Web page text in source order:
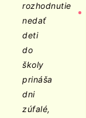
rozhodnutie
nedať
deti
do
školy
prináša
dni
zúfalé,